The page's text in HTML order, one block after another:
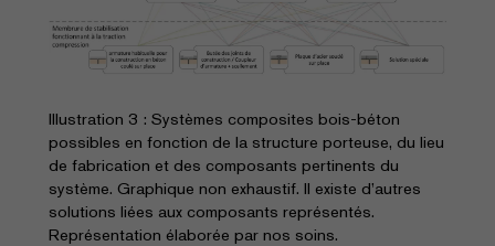
Illustration 3 : Systèmes composites bois-béton
possibles en fonction de la structure porteuse, du lieu
de fabrication et des composants pertinents du
système. Graphique non exhaustif. Il existe d’autres
solutions liées aux composants représentés.
Représentation élaborée par nos soins.